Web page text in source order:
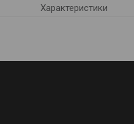
Характеристики